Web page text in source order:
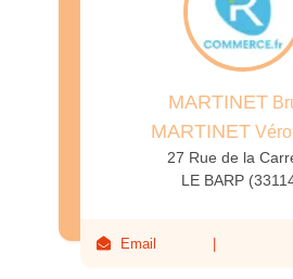
MARTINET
MARTINET
27 Rue de la
LE BARP
Email